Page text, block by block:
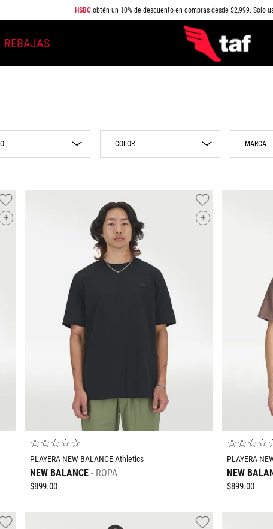
HSBCobtén un 10% de descuento en compras desde $2,999. Solo
REBAJAS
COLOR
Blanco
Café
Gris
Morado
Multicolor
MARCA
+ +
☆☆☆☆☆
PLAYERA NEW BALANCE Athletics
NEW BALANCE ROPA
$899.00
☆☆☆☆
PLAYERA
NEW
$899.00
TÉRMINOS MÁS BUSCADOS
6. SPEZIAL
8.
9.
CAMPUS